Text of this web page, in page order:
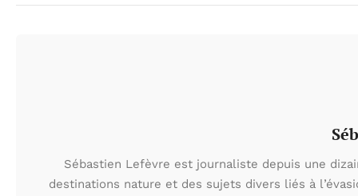
Sébastien Lefèvre est journaliste depuis une
destinations nature et des sujets divers liés à